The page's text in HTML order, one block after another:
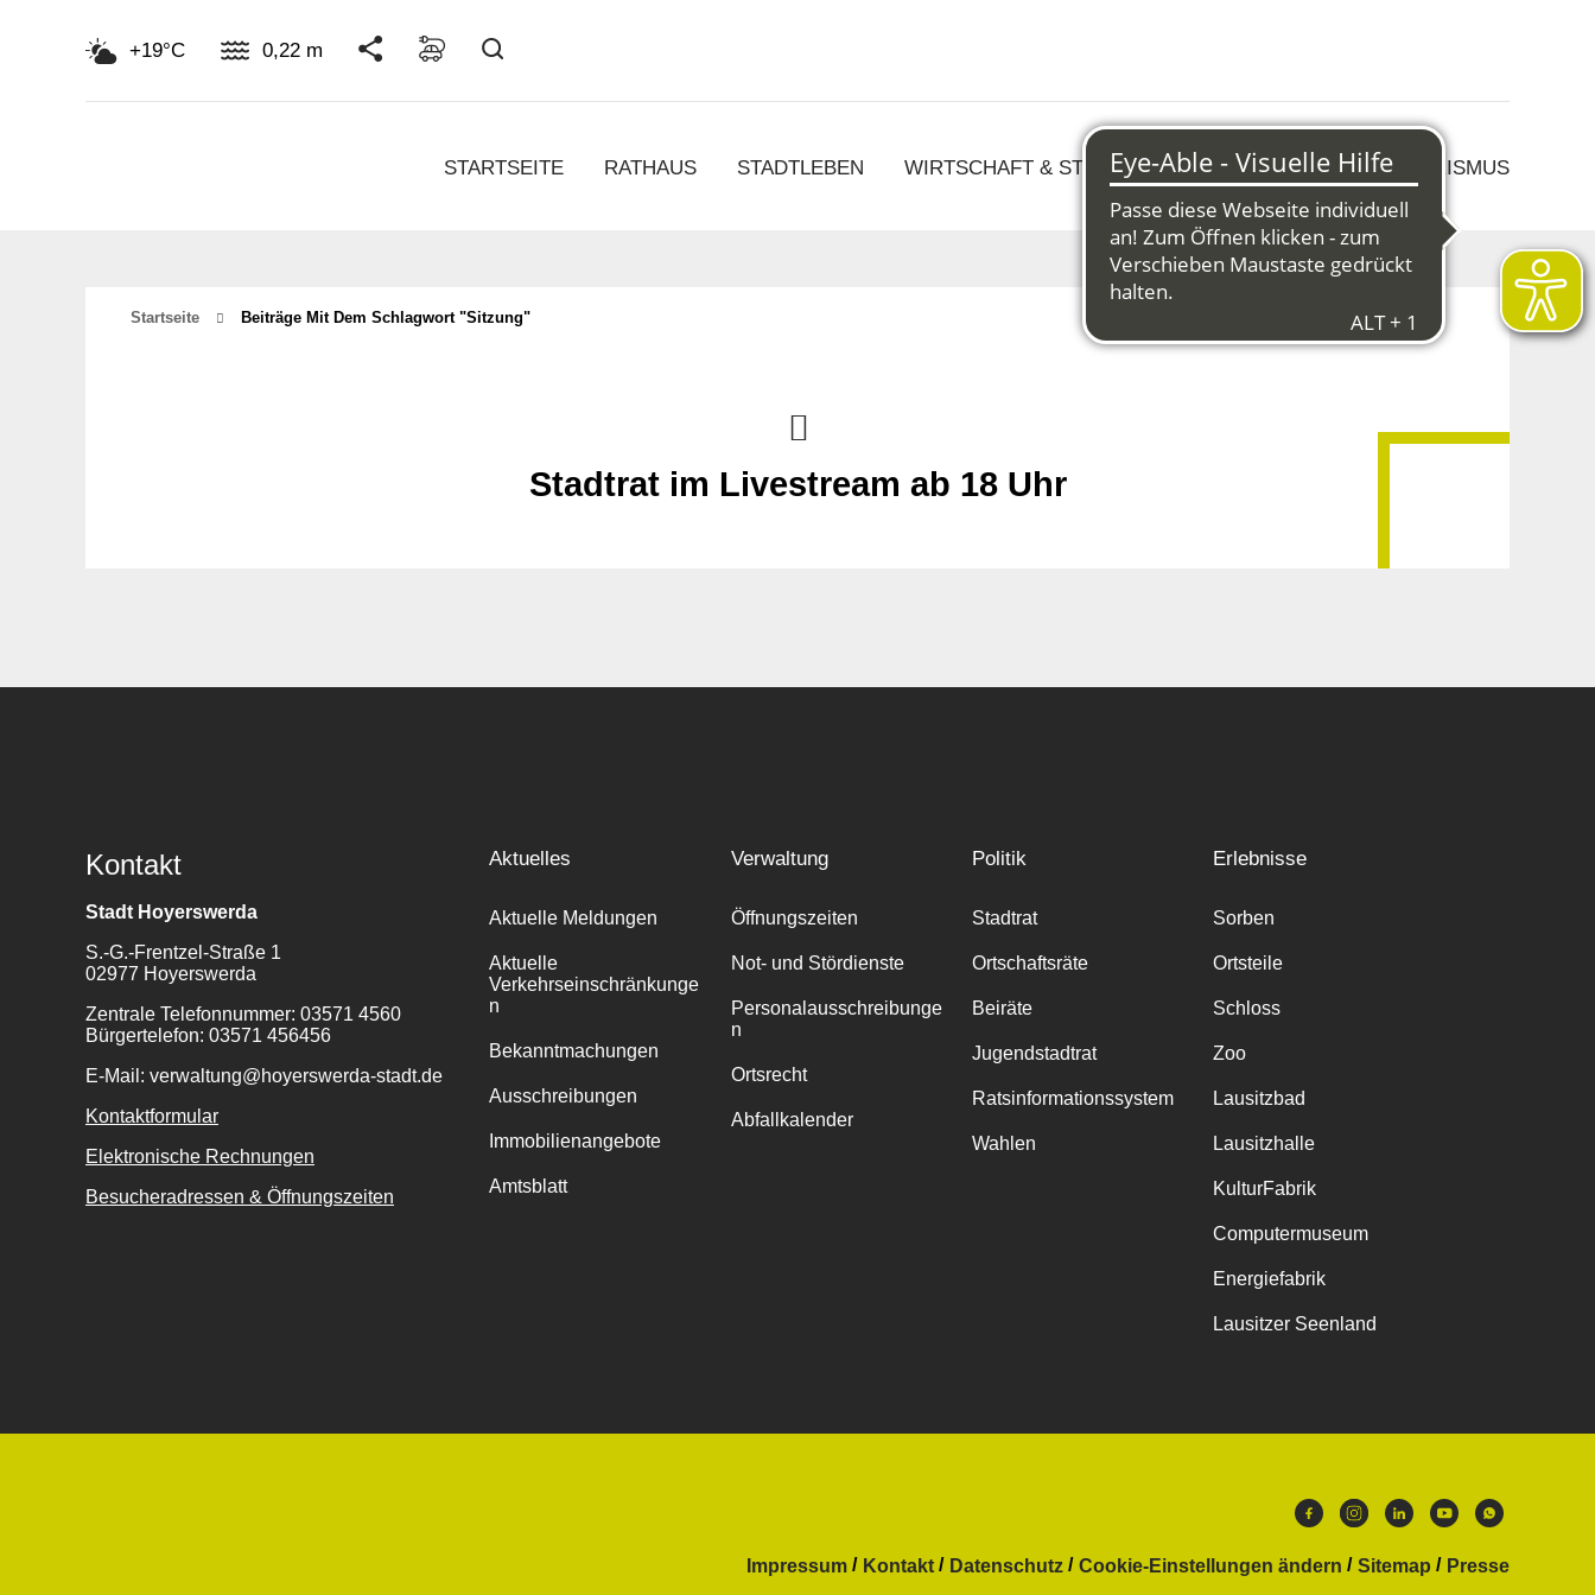
+19°C 0,22 m
STARTSEITE RATHAUS STADTLEBEN WIRTSCHAFT & STRUKTURWANDEL KULTUR & TOURISMUS
Startseite Beiträge Mit Dem Schlagwort "Sitzung"
Stadtrat im Livestream ab 18 Uhr
Kontakt
Stadt Hoyerswerda
S.-G.-Frentzel-Straße 1
02977 Hoyerswerda
Zentrale Telefonnummer: 03571 4560
Bürgertelefon: 03571 456456
E-Mail: verwaltung@hoyerswerda-stadt.de
Kontaktformular
Elektronische Rechnungen
Besucheradressen & Öffnungszeiten
Aktuelles
Aktuelle Meldungen
Aktuelle
Verkehrseinschränkunge
n
Bekanntmachungen
Ausschreibungen
Immobilienangebote
Amtsblatt
Verwaltung
Öffnungszeiten
Not- und Stördienste
Personalausschreibunge
n
Ortsrecht
Abfallkalender
Politik
Stadtrat
Ortschaftsräte
Beiräte
Jugendstadtrat
Ratsinformationssystem
Wahlen
Erlebnisse
Sorben
Ortsteile
Schloss
Zoo
Lausitzbad
Lausitzhalle
KulturFabrik
Computermuseum
Energiefabrik
Lausitzer Seenland
Impressum Kontakt Datenschutz Cookie-Einstellungen ändern Sitemap
Presse